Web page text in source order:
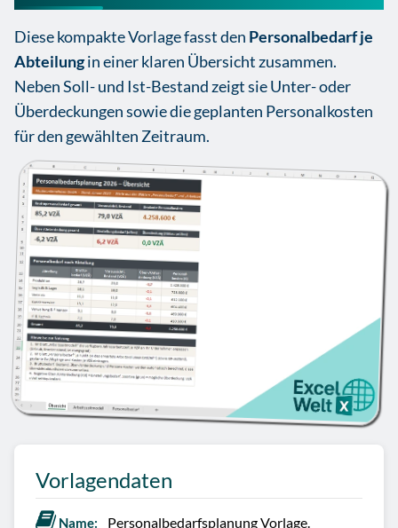
Diese kompakte Vorlage fasst den Personalbedarf je
Abteilungin einer klaren Übersicht zusammen.
Neben Soll- und Ist-Bestand zeigt sie Unter- oder
Überdeckungen sowie die geplanten Personalkosten
für den gewählten Zeitraum.
Vorlagendaten
Name: Personalbedarfsplanung Vorlage.